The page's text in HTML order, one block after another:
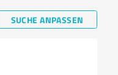
SUCHE ANPASSEN